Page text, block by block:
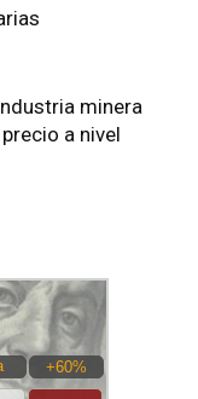
minera
a nivel